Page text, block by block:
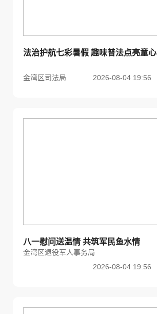
法治护航七彩暑假 趣味普法点亮童心
金湾区司法局 2026-08-04 19:56
八一慰问送温情 共筑军民鱼水情
金湾区退役军人事务局
2026-08-04 19:56